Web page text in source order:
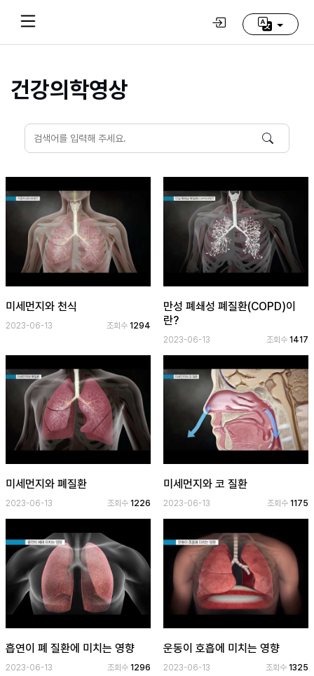
(current)
동
신
선
학
교
추
천
영
상
개
과
정
멤
버
십
정
시
판
모
아
보
기
건강의학영상
미세먼지와 천식
2023-06-13 조회수1294
만성 폐쇄성 폐질환(COPD)이
란?
2023-06-13 조회수 1417
미세먼지와 폐질환
2023-06-13 조회수1226
미세먼지와 코 질환
2023-06-13 조회수 1175
흡연이 폐 질환에 미치는 영향
2023-06-13 조회수1296
운동이 호흡에 미치는 영향
2023-06-13 조회수 1325